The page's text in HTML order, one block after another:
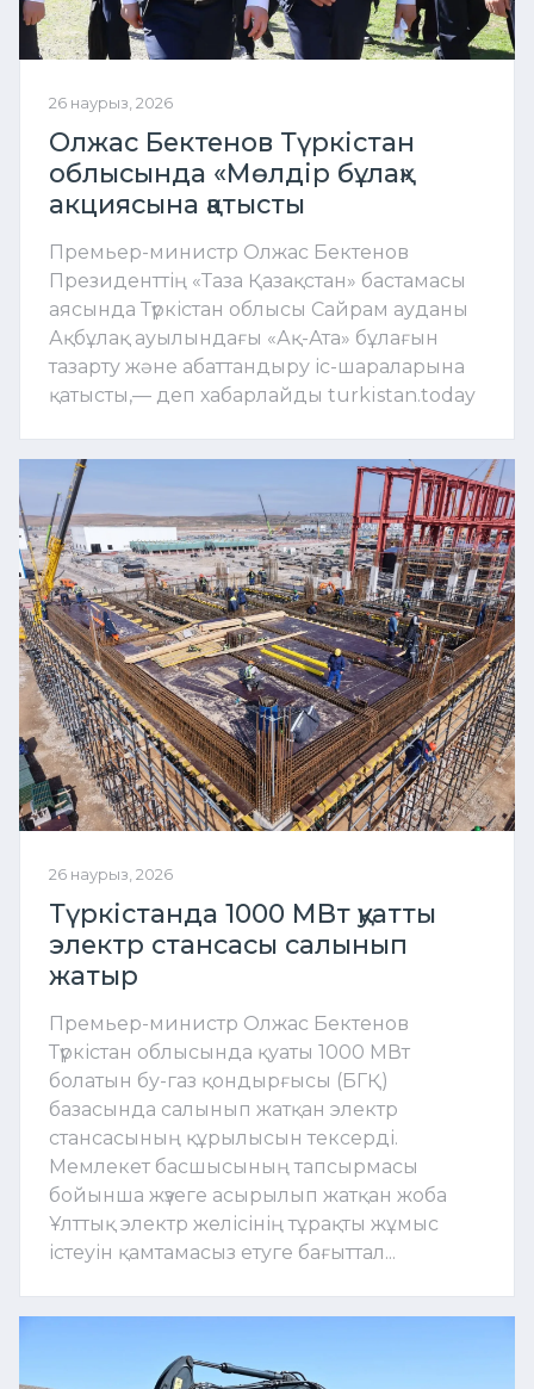
26 наурыз, 2026
Олжас Бектенов Түркістан
облысында «Мөлдір бұлақ»
акциясына қатысты
Премьер-министр Олжас Бектенов
Президенттің «Таза Қазақстан» бастамасы
аясында Түркістан облысы Сайрам ауданы
Ақбұлақ ауылындағы «Ақ-Ата» бұлағын
тазарту және абаттандыру іс-шараларына
қатысты,— деп хабарлайды turkistan.today
26 наурыз, 2026
Түркістанда 1000 МВт қуатты
электр стансасы салынып
жатыр
Премьер-министр Олжас Бектенов
Түркістан облысында қуаты 1000 МВт
болатын бу-газ қондырғысы (БГҚ)
базасында салынып жатқан электр
стансасының құрылысын тексерді.
Мемлекет басшысының тапсырмасы
бойынша жүзеге асырылып жатқан жоба
Ұлттық электр желісінің тұрақты жұмыс
істеуін қамтамасыз етуге бағыттал...